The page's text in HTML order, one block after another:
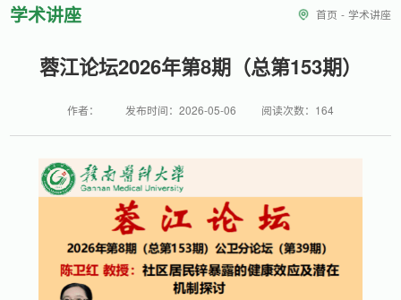
学术讲座 首页 - 学术讲座
蓉江论坛2026年第8期（总第153期）
作者： 发布时间：2026-05-06 阅读次数： 164